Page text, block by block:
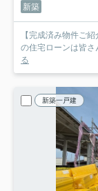
新築
【完成済み物件ご
の住宅ローンは皆
る
新築一戸建